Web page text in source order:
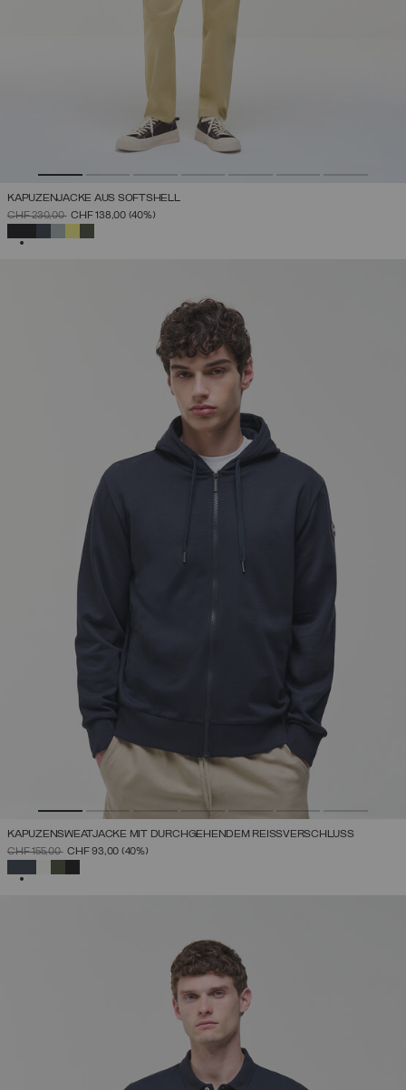
KAPUZENJACKE AUS SOFTSHELL
PREIS REDUZIERT VON
CHF 230,00AUF
CHF 138,00 (40%)
KAPUZENSWEATJACKE MIT DURCHGEHENDEM REISSVERSCHLUSS
PREIS REDUZIERT VON
CHF 155,00AUF
CHF 93,00 (40%)